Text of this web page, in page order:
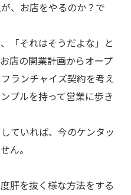
、お店をやるのか？で
「それはそうだよな」と
店の開業計画からオープ
ランチャイズ契約を考え
プルを持って営業に歩き
ていれば、今のケンタッ
ん。
肝を抜く様な方法をする